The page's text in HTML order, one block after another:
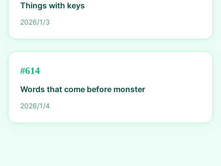
Things with keys
2026/1/3
#614
Words that come before monster
2026/1/4